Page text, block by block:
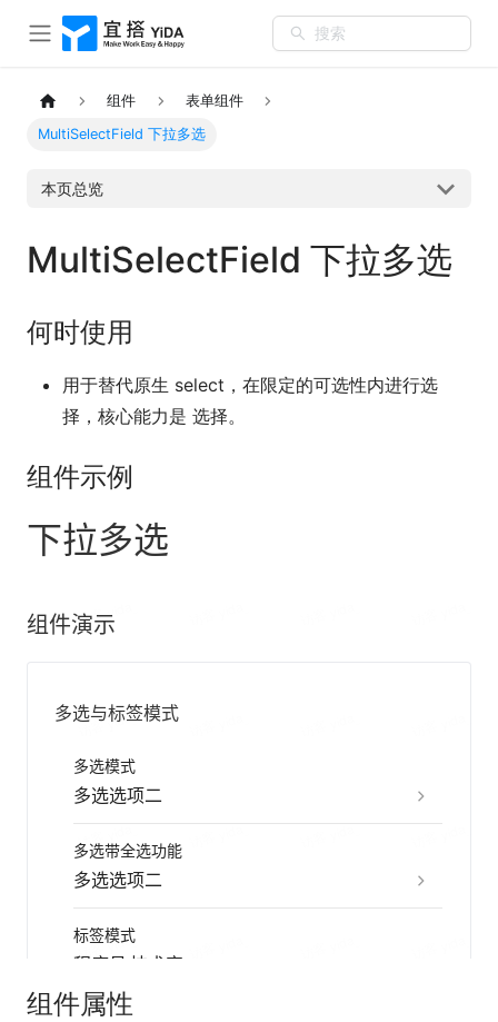
搜索
组件 表单组件
MultiSelectField 下拉多选
本页总览
MultiSelectField 下拉多选
何时使用
用于替代原生 select，在限定的可选性内进行选
择，核心能力是 选择。
组件示例
组件属性